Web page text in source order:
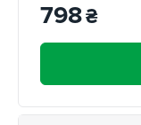
798₴